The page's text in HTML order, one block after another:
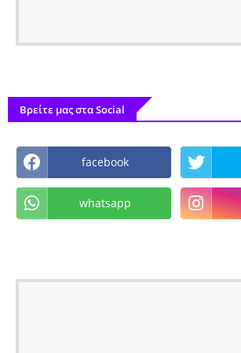
Βρείτε μας στα Social
facebook
whatsapp